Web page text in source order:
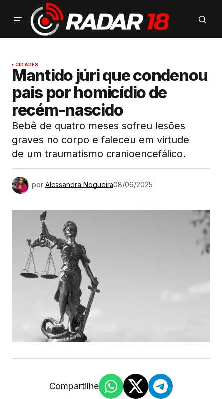
CIDADES
Mantido júri que condenou
pais por homicídio de
recém-nascido
Bebê de quatro meses sofreu lesões
graves no corpo e faleceu em virtude
de um traumatismo cranioencefálico.
por Alessandra Nogueira08/06/2025
Compartilhe